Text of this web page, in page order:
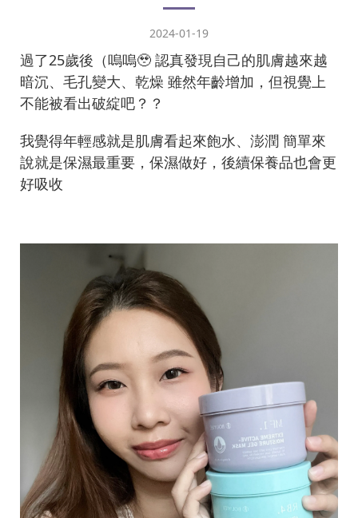
2024-01-19
過了25歲後（嗚嗚🥹 認真發現自己的肌膚越來越
暗沉、毛孔變大、乾燥 雖然年齡增加，但視覺上
不能被看出破綻吧？？
我覺得年輕感就是肌膚看起來飽水、澎潤 簡單來
說就是保濕最重要，保濕做好，後續保養品也會更
好吸收